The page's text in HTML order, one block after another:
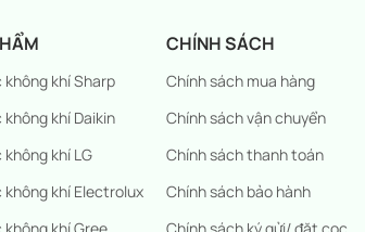
không khí Sharp
không khí Daikin
không khí LG
không khí Electrolux
CHÍNH SÁCH
Chính sách mua hàng
Chính sách vận chuyển
Chính sách thanh toán
Chính sách bảo hành